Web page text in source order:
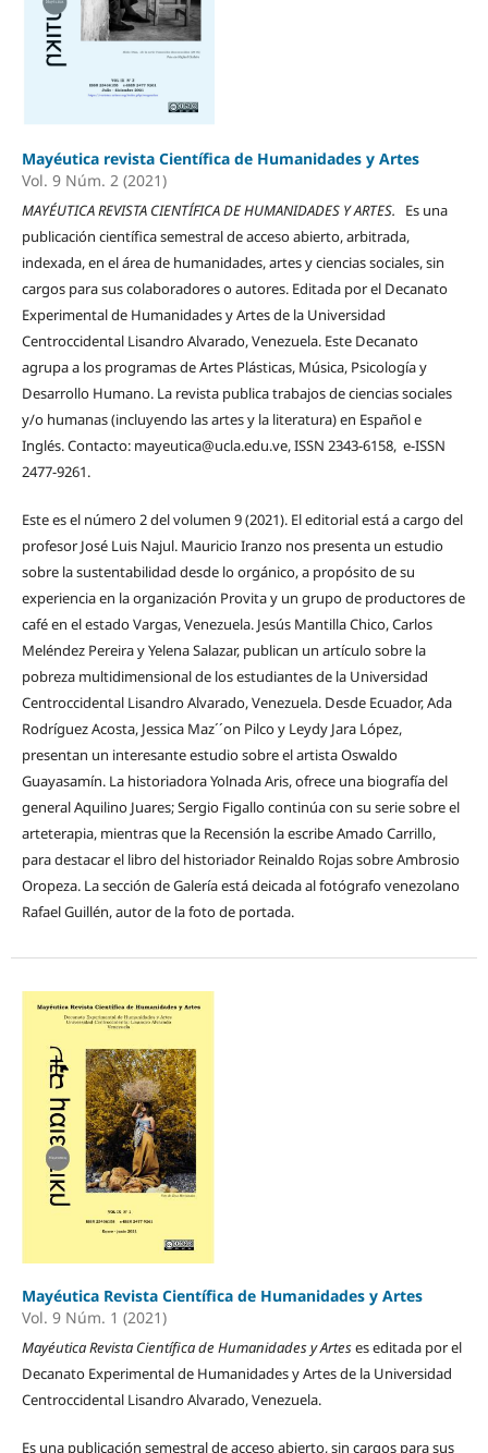
Mayéutica revista Científica de Humanidades y Artes
Vol. 9 Núm. 2 (2021)
MAYÉUTICA REVISTA CIENTÍFICA DE HUMANIDADES Y ARTES.
Es una
publicación científica semestral de acceso abierto, arbitrada,
indexada, en el área de humanidades, artes y ciencias sociales, sin
cargos para sus colaboradores o autores. Editada por el Decanato
Experimental de Humanidades y Artes de la Universidad
Centroccidental Lisandro Alvarado, Venezuela. Este Decanato
agrupa a los programas de Artes Plásticas, Música, Psicología y
Desarrollo Humano. La revista publica trabajos de ciencias sociales
y/o humanas (incluyendo las artes y la literatura) en Español e
Inglés. Contacto: mayeutica@ucla.edu.ve, ISSN 2343-6158, e-ISSN
2477-9261.
Este es el número 2 del volumen 9 (2021). El editorial está a cargo del
profesor José Luis Najul. Mauricio Iranzo nos presenta un estudio
sobre la sustentabilidad desde lo orgánico, a propósito de su
experiencia en la organización Provita y un grupo de productores de
café en el estado Vargas, Venezuela. Jesús Mantilla Chico, Carlos
Meléndez Pereira y Yelena Salazar, publican un artículo sobre la
pobreza multidimensional de los estudiantes de la Universidad
Centroccidental Lisandro Alvarado, Venezuela. Desde Ecuador, Ada
Rodríguez Acosta, Jessica Maz´´on Pilco y Leydy Jara López,
presentan un interesante estudio sobre el artista Oswaldo
Guayasamín. La historiadora Yolnada Aris, ofrece una biografía del
general Aquilino Juares; Sergio Figallo continúa con su serie sobre el
arteterapia, mientras que la Recensión la escribe Amado Carrillo,
para destacar el libro del historiador Reinaldo Rojas sobre Ambrosio
Oropeza. La sección de Galería está deicada al fotógrafo venezolano
Rafael Guillén, autor de la foto de portada.
Mayéutica Revista Científica de Humanidades y Artes
Vol. 9 Núm. 1 (2021)
Mayéutica Revista Científica de Humanidades y Arteses editada por el
Decanato Experimental de Humanidades y Artes de la Universidad
Centroccidental Lisandro Alvarado, Venezuela.
Es una publicación semestral de acceso abierto, sin cargos para sus